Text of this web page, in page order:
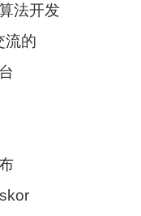
法开发
流的